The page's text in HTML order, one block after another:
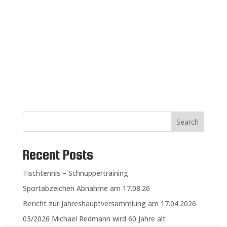
Search
Recent Posts
Tischtennis – Schnuppertraining
Sportabzeichen Abnahme am 17.08.26
Bericht zur Jahreshauptversammlung am 17.04.2026
03/2026 Michael Redmann wird 60 Jahre alt